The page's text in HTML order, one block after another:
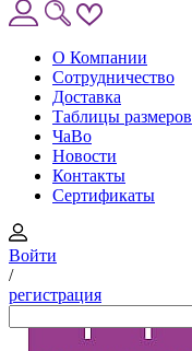
О Компании
Сотрудничество
Доставка
Таблицы размеров
ЧаВо
Новости
Контакты
Сертификаты
Войти
/
регистрация